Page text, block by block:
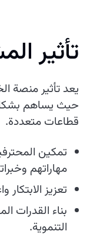
تأثير
يعد تأثير منصة
حيث يساهم
قطاعات متعددة.
تمكين
مهاراتهم
تعزيز الابتكار
بناء القدرات
التنموية.